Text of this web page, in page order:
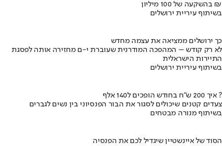
בהשקעה של 100 מיליון ₪
בשיתוף עיריית ירושלים
כך ירושלים ממציאה את עצמה מחדש
לא רק קודש – המהפכה המודרנית שעוברת י-ם מחזירה אותה לפסגת
התיירות הישראלית
בשיתוף עיריית ירושלים
איך 200 ש"ח בחודש הופכים ל140 אלף ?
צעדים קטנים שיכולים לסגור את הבור הפנסיוני בין נשים לגברים
בשיתוף מנורה מבטחים
הסוד של איינשטיין שיגדיל לכם את הפנסיה